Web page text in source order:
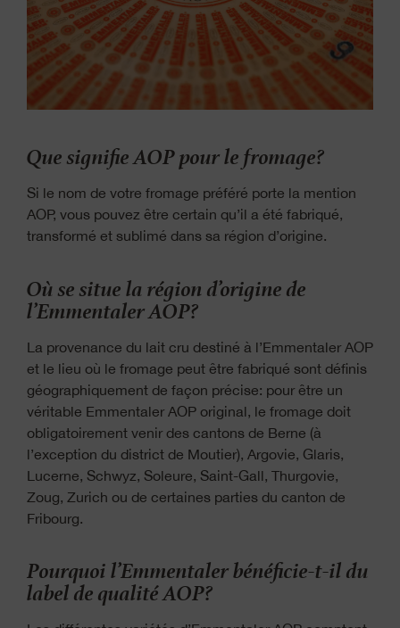
Que signifie AOP pour le fromage?
Si le nom de votre fromage préféré porte la mention
AOP, vous pouvez être certain qu’il a été fabriqué,
transformé et sublimé dans sa région d’origine.
Où se situe la région d’origine de
l’Emmentaler AOP?
La provenance du lait cru destiné à l’Emmentaler AOP
et le lieu où le fromage peut être fabriqué sont définis
géographiquement de façon précise: pour être un
véritable Emmentaler AOP original, le fromage doit
obligatoirement venir des cantons de Berne (à
l’exception du district de Moutier), Argovie, Glaris,
Lucerne, Schwyz, Soleure, Saint-Gall, Thurgovie,
Zoug, Zurich ou de certaines parties du canton de
Fribourg.
Pourquoi l’Emmentaler bénéficie-t-il du
label de qualité AOP?